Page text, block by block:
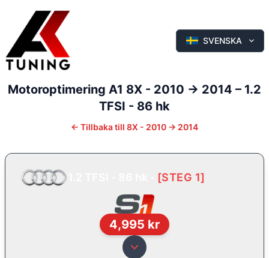
SVENSKA
Motoroptimering A1 8X - 2010 -> 2014 – 1.2
TFSI - 86 hk
← Tillbaka till 8X - 2010 -> 2014
[STEG 1]
4,995 kr